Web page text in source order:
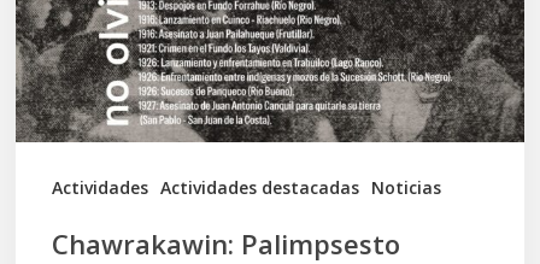
Actividades Actividades destacadas Noticias
del
arte
las
tensiones
documentales
Chawrakawin: Palimpsesto